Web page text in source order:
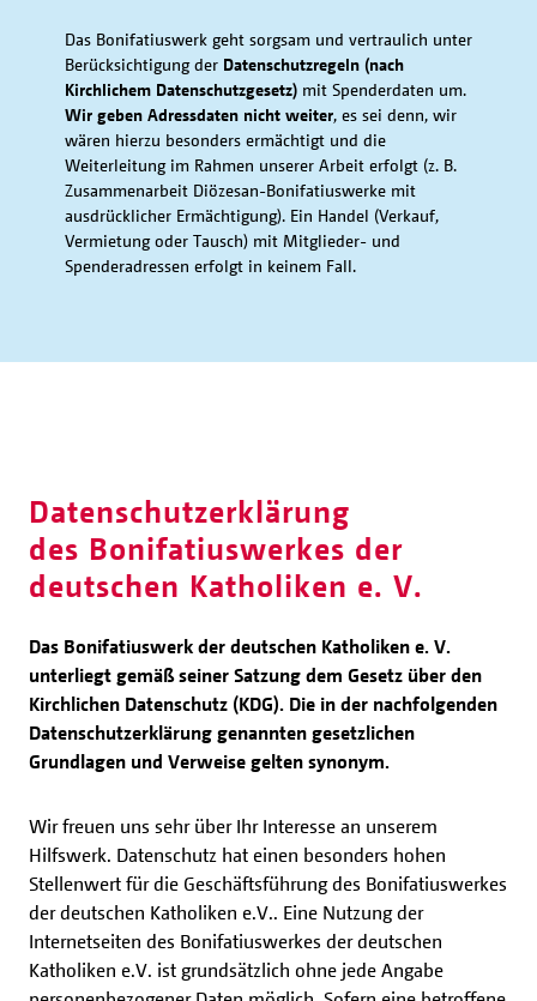
Das Bonifatiuswerk geht sorgsam und vertraulich unter
Berücksichtigung der Datenschutzregeln (nach
Kirchlichem Datenschutzgesetz) mit Spenderdaten um.
Wir geben Adressdaten nicht weiter, es sei denn, wir
wären hierzu besonders ermächtigt und die
Weiterleitung im Rahmen unserer Arbeit erfolgt (z. B.
Zusammenarbeit Diözesan-Bonifatiuswerke mit
ausdrücklicher Ermächtigung). Ein Handel (Verkauf,
Vermietung oder Tausch) mit Mitglieder- und
Spenderadressen erfolgt in keinem Fall.
Datenschutzerklärung
des Bonifatiuswerkes der
deutschen Katholiken e. V.
Das Bonifatiuswerk der deutschen Katholiken e. V.
unterliegt gemäß seiner Satzung dem Gesetz über den
Kirchlichen Datenschutz (KDG). Die in der nachfolgenden
Datenschutzerklärung genannten gesetzlichen
Grundlagen und Verweise gelten synonym.
Wir freuen uns sehr über Ihr Interesse an unserem
Hilfswerk. Datenschutz hat einen besonders hohen
Stellenwert für die Geschäftsführung des Bonifatiuswerkes
der deutschen Katholiken e.V.. Eine Nutzung der
Internetseiten des Bonifatiuswerkes der deutschen
Katholiken e.V. ist grundsätzlich ohne jede Angabe